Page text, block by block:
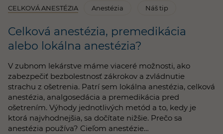
CELKOVÁ ANESTÉZIA Anestézia Náš tip
Celková anestézia, premedikácia
alebo lokálna anestézia?
V zubnom lekárstve máme viaceré možnosti, ako
zabezpečiť bezbolestnosť zákrokov a zvládnutie
strachu z ošetrenia. Patrí sem lokálna anestézia, celková
anestézia, analgosedácia a premedikácia pred
ošetrením. Výhody jednotlivých metód a to, kedy je
ktorá najvhodnejšia, sa dočítate nižšie. Prečo sa
anestézia používa? Cieľom anestézie…